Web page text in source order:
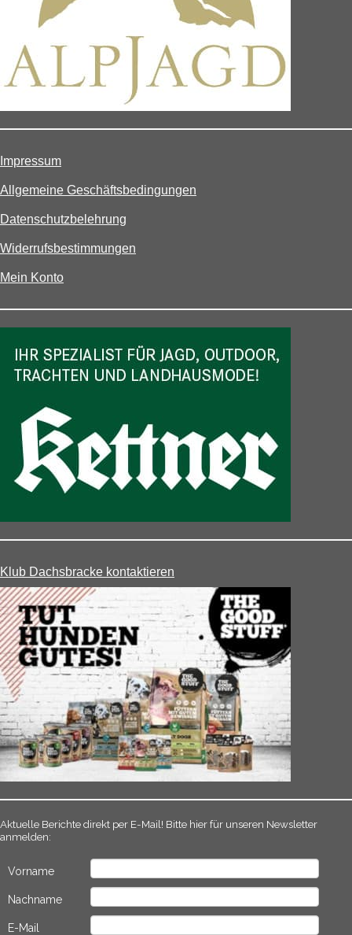
Impressum
Allgemeine Geschäftsbedingungen
Datenschutzbelehrung
Widerrufsbestimmungen
Mein Konto
Klub Dachsbracke kontaktieren
Aktuelle Berichte direkt per E-Mail! Bitte hier für unseren Newsletter
anmelden:
Vorname
Nachname
E-Mail